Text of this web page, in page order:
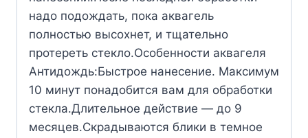
надо подождать, пока аквагель
полностью высохнет, и тщательно
протереть стекло.Особенности аквагеля
Антидождь:Быстрое нанесение. Максимум
10 минут понадобится вам для обработки
стекла.Длительное действие — до 9
месяцев.Скрадываются блики в темное